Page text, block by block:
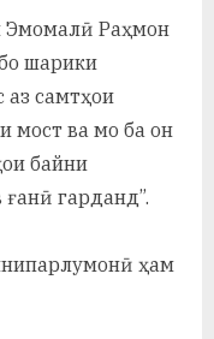
а
Эмомалӣ Раҳмон
шарики
аз самтҳои
мост ва мо ба он
байни
гарданд”.
ҳам